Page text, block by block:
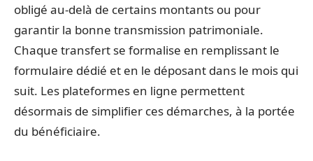
obligé au-delà de certains montants ou pour
garantir la bonne transmission patrimoniale.
Chaque transfert se formalise en remplissant le
formulaire dédié et en le déposant dans le mois qui
suit. Les plateformes en ligne permettent
désormais de simplifier ces démarches, à la portée
du bénéficiaire.